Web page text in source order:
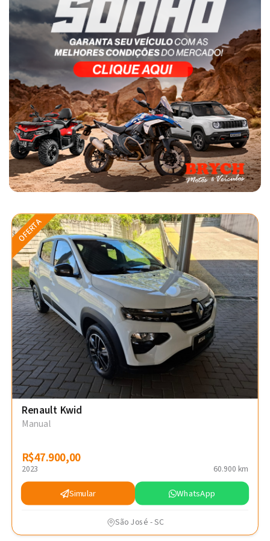
OFERTA
Renault Kwid
Manual
R$47.900,00
R$47.900,00
2023 60.900 km
Simular WhatsApp
São José - SC